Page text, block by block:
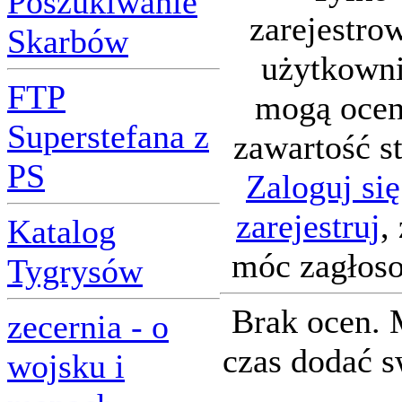
Skarbów
FTP
Superstefana z
PS
Katalog
Tygrysów
zecernia - o
wojsku i
mogą
zawartość
Zaloguj się
zarejestruj,
móc
Brak ocen.
czas dodać